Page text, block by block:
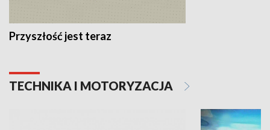
Przyszłość jest teraz
TECHNIKA I MOTORYZACJA